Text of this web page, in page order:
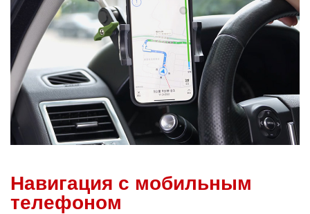
Навигация с мобильным
телефоном